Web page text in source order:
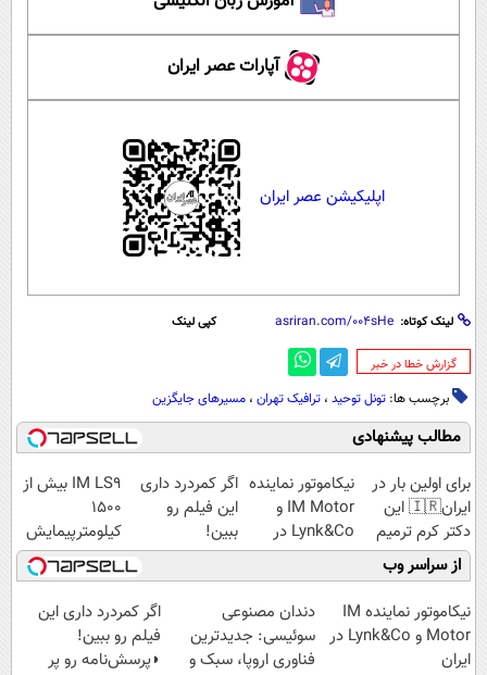
آپارات عصر ایران
اپلیکیشن عصر ایران
لینک کوتاه: کپی لینک
‌گزارش خطا در خبر
برچسب ها: تونل توحید ، ترافیک تهران ، مسیرهای جایگزین
مطالب پیشنهادی
برای اولین بار در
ایران🇮🇷 این
دکتر کرم ترمیم
کننده 23 روزه
ساخت!
نیکاموتور نماینده
IM Motor و
Lynk&Co در
ایران
اگر کمردرد داری
این فیلم رو
ببین!
◗پرسش‌نامه رو
پر کن◖
IM LS9 بیش از
1500
کیلومترپیمایش
با یکبار شارژ
از سراسر وب
نیکاموتور نماینده IM
Motor و Lynk&Co در
ایران
دندان مصنوعی
سوئیسی: جدیدترین
فناوری اروپا، سبک و
اگر کمردرد داری این
فیلم رو ببین!
◗پرسش‌نامه رو پر